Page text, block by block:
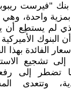
"فيرست
واحدة، وهي
لم يستطِع أن
البنوك
الفائدة بهذا
إلى تشجيع
تضطر إلى
وتتعدى